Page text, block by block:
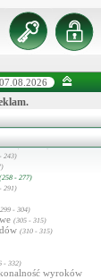
07.08.2026
(173 - 183)
pierwszej instancji
pojednawcze
(184 - 234)
(205
(235 - 309)
243)
(258 - 277)
291)
- 304)
(305 - 315)
(310 - 315)
- 332)
wyroków